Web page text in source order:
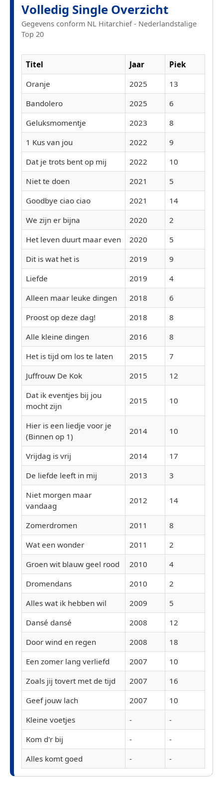
Volledig Single Overzicht
Gegevens conform NL Hitarchief - Nederlandstalige
Top 20
Titel Jaar
Piek
Oranje
2025
13
Bandolero
2025
6
Geluksmomentje
2023
8
1 Kus van jou
2022
9
Dat je trots bent op mij
2022
10
Niet te doen
2021
5
Goodbye ciao ciao
2021
14
We zijn er bijna
2020
2
Het leven duurt maar even
2020
5
Dit is wat het is
2019
9
Liefde
2019
4
Alleen maar leuke dingen
2018
6
Proost op deze dag!
2018
8
Alle kleine dingen
2016
8
Het is tijd om los te laten
2015
7
Juffrouw De Kok
2015
12
Dat ik eventjes bij jou
mocht zijn
2015 10
Hier is een liedje voor je
(Binnen op 1)
2014 10
Vrijdag is vrij 2014
17
De liefde leeft in mij
2013
3
Niet morgen maar
vandaag
2012 14
Zomerdromen 2011
8
Wat een wonder
2011
2
Groen wit blauw geel rood
2010
4
Dromendans
2010
2
Alles wat ik hebben wil
2009
5
Dansé dansé
2008
12
Door wind en regen
2008
18
Een zomer lang verliefd
2007
10
Zoals jij tovert met de tijd
2007
16
Geef jouw lach
2007
10
Kleine voetjes
-
-
Kom d'r bij
-
-
Alles komt goed
- -